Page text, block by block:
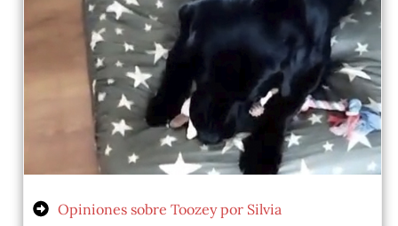
Opiniones sobre Toozey por Silvia